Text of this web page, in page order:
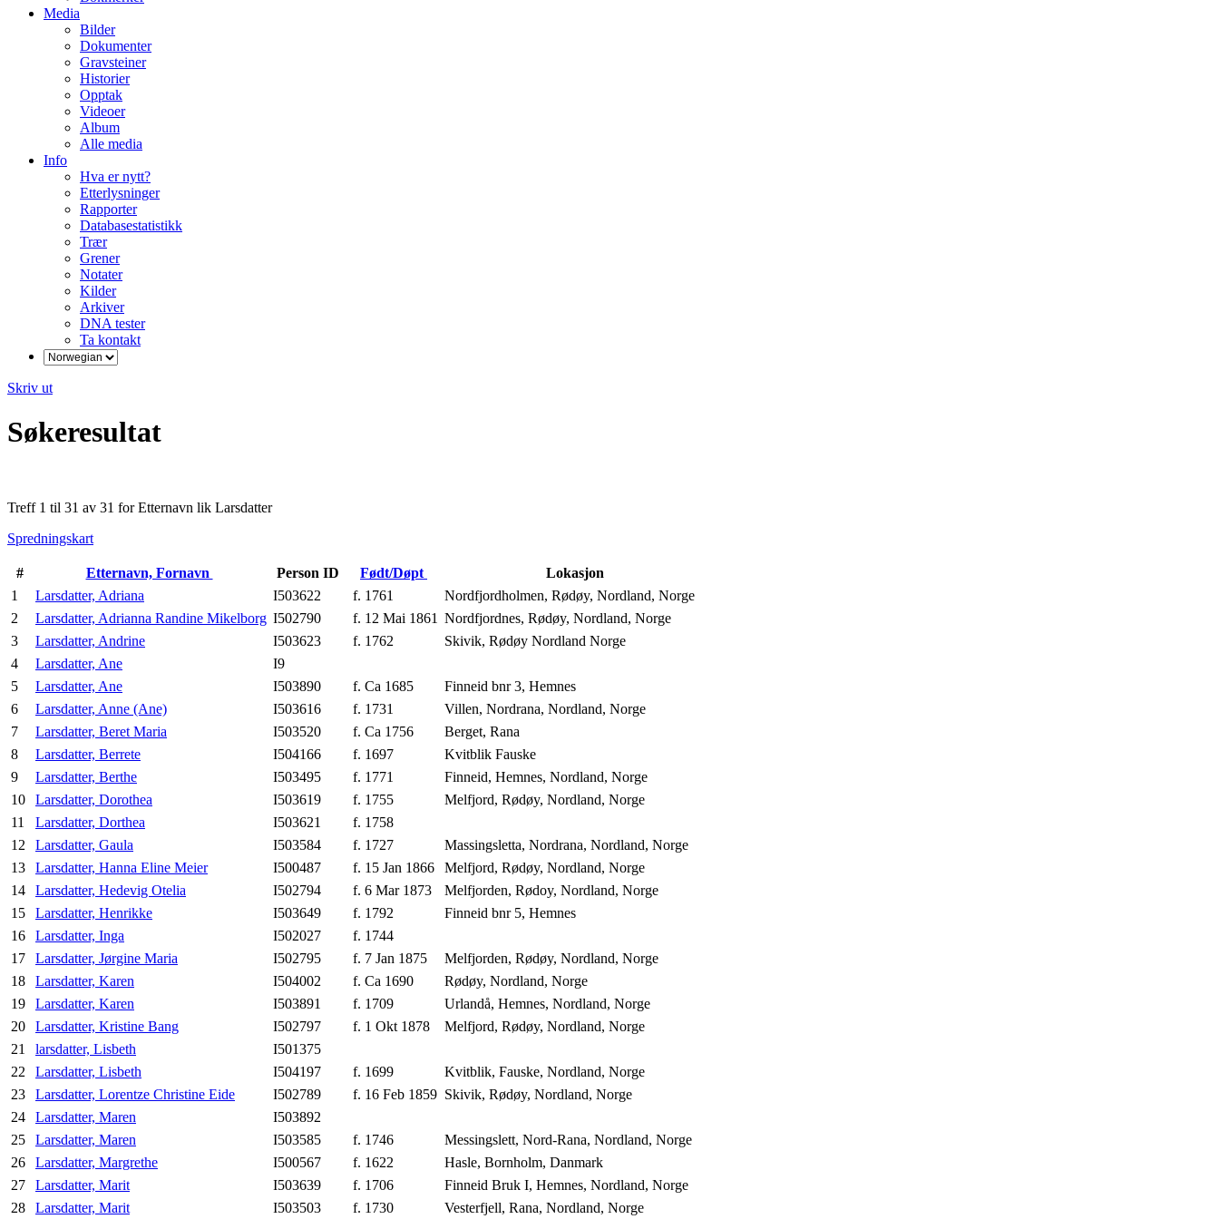
Media
Bilder
Dokumenter
Gravsteiner
Historier
Opptak
Videoer
Album
Alle media
Info
Hva er nytt?
Etterlysninger
Rapporter
Databasestatistikk
Trær
Grener
Notater
Kilder
Arkiver
DNA tester
Ta kontakt
Skriv ut
Søkeresultat
Treff 1 til 31 av 31 for Etternavn lik Larsdatter
Spredningskart
# Etternavn, Fornavn Person ID Født/Døpt
Lokasjon
1
Larsdatter, Adriana I503622 f. 1761
Nordfjordholmen, Rødøy, Nordland, Norge
2
Larsdatter, Adrianna Randine Mikelborg I502790 f. 12 Mai 1861 Nordfjordnes, Rødøy, Nordland, Norge
3
Larsdatter, Andrine I503623 f. 1762
Skivik, Rødøy Nordland Norge
4
Larsdatter, Ane
I9
5
Larsdatter, Ane I503890 f. Ca 1685
Finneid bnr 3, Hemnes
6
Larsdatter, Anne (Ane) I503616 f. 1731
Villen, Nordrana, Nordland, Norge
7
Larsdatter, Beret Maria I503520 f. Ca 1756
Berget, Rana
8
Larsdatter, Berrete I504166 f. 1697
Kvitblik Fauske
9
Larsdatter, Berthe I503495 f. 1771
Finneid, Hemnes, Nordland, Norge
10
Larsdatter, Dorothea I503619 f. 1755
Melfjord, Rødøy, Nordland, Norge
11
Larsdatter, Dorthea I503621
f. 1758
12
Larsdatter, Gaula I503584 f. 1727
Massingsletta, Nordrana, Nordland, Norge
13
Larsdatter, Hanna Eline Meier I500487 f. 15 Jan 1866
Melfjord, Rødøy, Nordland, Norge
14
Larsdatter, Hedevig Otelia I502794 f. 6 Mar 1873
Melfjorden, Rødoy, Nordland, Norge
15
Larsdatter, Henrikke I503649 f. 1792
Finneid bnr 5, Hemnes
16
Larsdatter, Inga I502027
f. 1744
17
Larsdatter, Jørgine Maria I502795 f. 7 Jan 1875
Melfjorden, Rødøy, Nordland, Norge
18
Larsdatter, Karen I504002 f. Ca 1690
Rødøy, Nordland, Norge
19
Larsdatter, Karen I503891 f. 1709
Urlandå, Hemnes, Nordland, Norge
20
Larsdatter, Kristine Bang I502797 f. 1 Okt 1878
Melfjord, Rødøy, Nordland, Norge
21
larsdatter, Lisbeth
I501375
22
Larsdatter, Lisbeth I504197 f. 1699
Kvitblik, Fauske, Nordland, Norge
23
Larsdatter, Lorentze Christine Eide I502789 f. 16 Feb 1859 Skivik, Rødøy, Nordland, Norge
24
Larsdatter, Maren
I503892
25
Larsdatter, Maren I503585 f. 1746
Messingslett, Nord-Rana, Nordland, Norge
26
Larsdatter, Margrethe I500567 f. 1622
Hasle, Bornholm, Danmark
27
Larsdatter, Marit I503639 f. 1706
Finneid Bruk I, Hemnes, Nordland, Norge
28
Larsdatter, Marit I503503 f. 1730 Vesterfjell, Rana, Nordland, Norge